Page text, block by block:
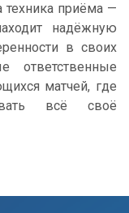
техника приёма —
надёжную
в своих
матчей, где
всё своё